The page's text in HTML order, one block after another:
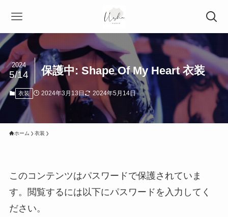
保護中: Shape Of My Heart 衣装
2024
5/14
衣装 2024年3月13日 2024年5月14日
ホーム 衣装
このコンテンツはパスワードで保護されていま
す。閲覧するには以下にパスワードを入力してく
ださい。